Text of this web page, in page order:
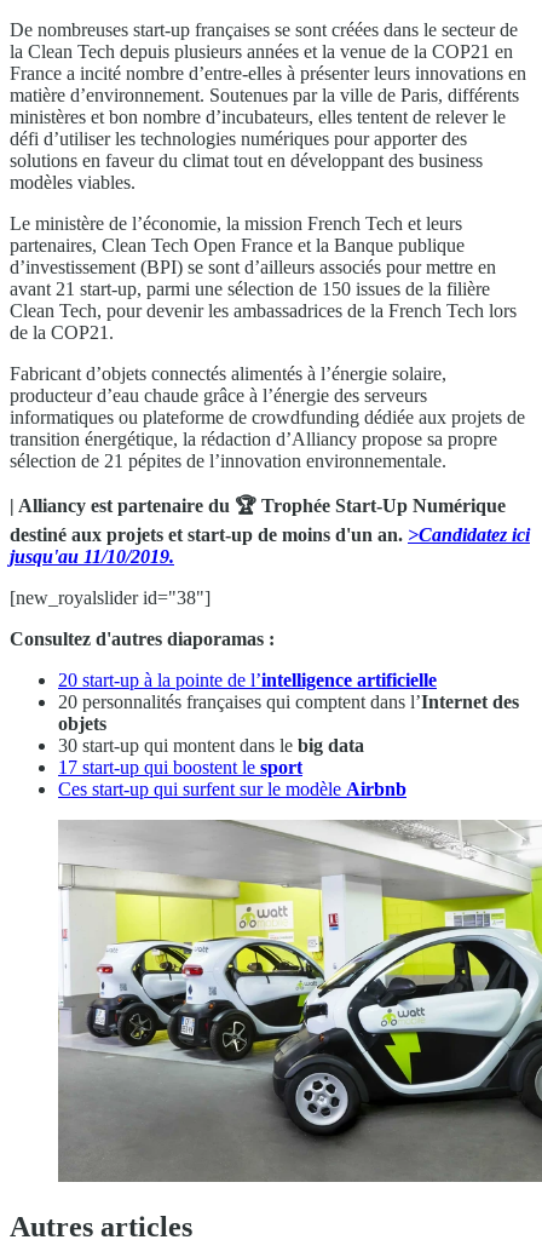
De nombreuses start-up françaises se sont créées dans le secteur de
la Clean Tech depuis plusieurs années et la venue de la COP21 en
France a incité nombre d’entre-elles à présenter leurs innovations en
matière d’environnement. Soutenues par la ville de Paris, différents
ministères et bon nombre d’incubateurs, elles tentent de relever le
défi d’utiliser les technologies numériques pour apporter des
solutions en faveur du climat tout en développant des business
modèles viables.
Le ministère de l’économie, la mission French Tech et leurs
partenaires, Clean Tech Open France et la Banque publique
d’investissement (BPI) se sont d’ailleurs associés pour mettre en
avant 21 start-up, parmi une sélection de 150 issues de la filière
Clean Tech, pour devenir les ambassadrices de la French Tech lors
de la COP21.
Fabricant d’objets connectés alimentés à l’énergie solaire,
producteur d’eau chaude grâce à l’énergie des serveurs
informatiques ou plateforme de crowdfunding dédiée aux projets de
transition énergétique, la rédaction d’Alliancy propose sa propre
sélection de 21 pépites de l’innovation environnementale.
| Alliancy est partenaire du 🏆 Trophée Start-Up Numérique
destiné aux projets et start-up de moins d'un an. >Candidatez ici
jusqu'au 11/10/2019.
[new_royalslider id="38"]
Consultez d'autres diaporamas :
20 start-up à la pointe de l’intelligence artificielle
20 personnalités françaises qui comptent dans l’Internet des
objets
30 start-up qui montent dans le big data
17 start-up qui boostent le sport
Ces start-up qui surfent sur le modèle Airbnb
Autres articles